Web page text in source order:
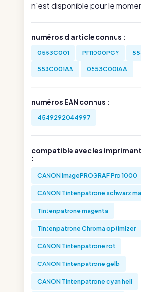
n'est disponible pour le
numéros d'article connus :
0553C001 PFI1000PGY
553C001AA 0553C001AA
numéros EAN connus :
4549292044997
compatible avec les
:
CANON imagePROGRAF Pro 1000
CANON Tintenpatrone schwarz
Tintenpatrone magenta
Tintenpatrone Chroma optimizer
CANON Tintenpatrone rot
CANON Tintenpatrone gelb
CANON Tintenpatrone cyan hell